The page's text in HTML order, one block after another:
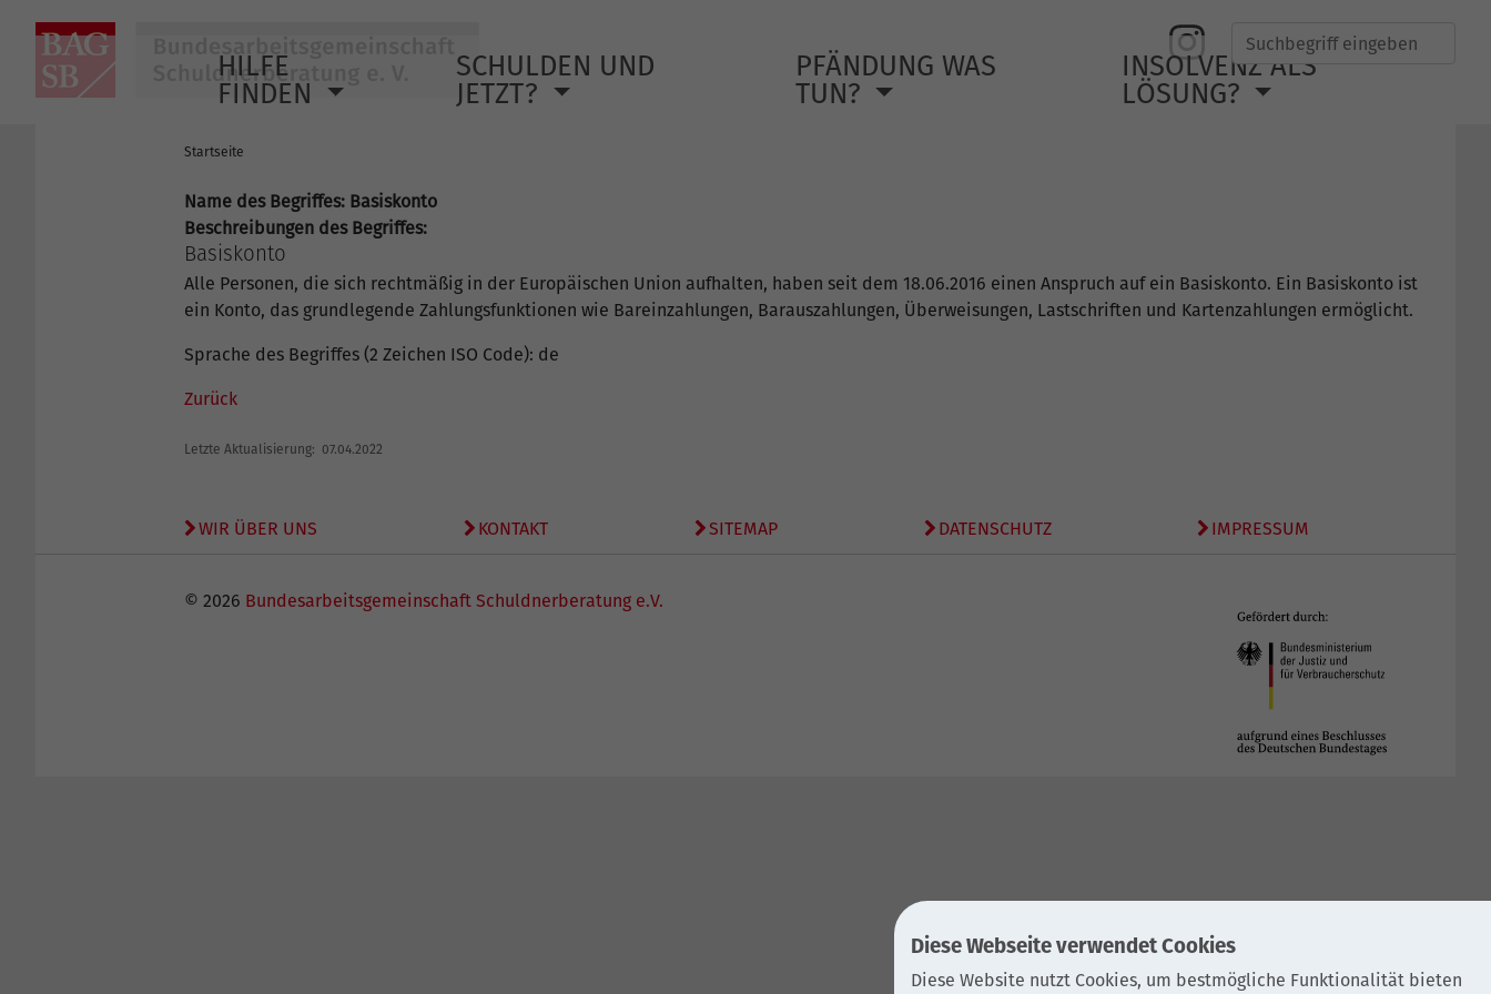
HILFE
FINDEN
SCHULDEN UND
JETZT?
PFÄNDUNG WAS
TUN?
INSOLVENZ ALS
LÖSUNG?
Startseite
Name des Begriffes: Basiskonto
Beschreibungen des Begriffes:
Basiskonto
Alle Personen, die sich rechtmäßig in der Europäischen Union aufhalten, haben seit dem 18.06.2016 einen Anspruch auf ein Basiskonto. Ein Basiskonto ist
ein Konto, das grundlegende Zahlungsfunktionen wie Bareinzahlungen, Barauszahlungen, Überweisungen, Lastschriften und Kartenzahlungen ermöglicht.
Sprache des Begriffes (2 Zeichen ISO Code): de
Zurück
Letzte Aktualisierung: 07.04.2022
WIR ÜBER UNS KONTAKT SITEMAP DATENSCHUTZ IMPRESSUM
© 2026 Bundesarbeitsgemeinschaft Schuldnerberatung e.V.
Diese Webseite verwendet Cookies
Diese Website nutzt Cookies, um bestmögliche Funktionalität bieten